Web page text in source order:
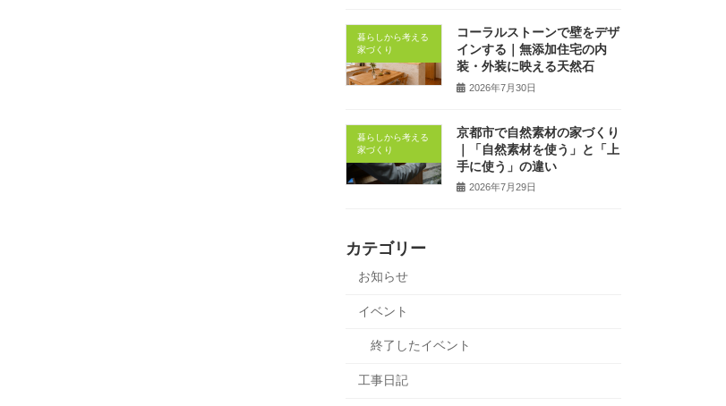
暮らしから考える
家づくり
コーラルストーンで壁をデザ
インする｜無添加住宅の内
装・外装に映える天然石
2026年7月30日
暮らしから考える
家づくり
京都市で自然素材の家づくり
｜「自然素材を使う」と「上
手に使う」の違い
2026年7月29日
カテゴリー
お知らせ
イベント
終了したイベント
工事日記